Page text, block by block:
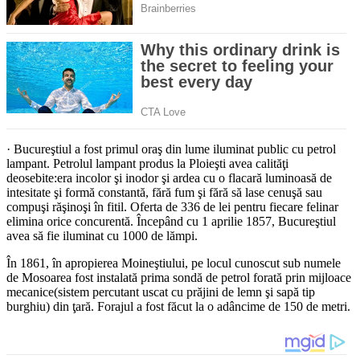
· Bucureştiul a fost primul oraş din lume iluminat public cu petrol
lampant. Petrolul lampant produs la Ploieşti avea calităţi
deosebite:era incolor şi inodor şi ardea cu o flacară luminoasă de
intesitate şi formă constantă, fără fum şi fără să lase cenuşă sau
compuşi răşinoşi în fitil. Oferta de 336 de lei pentru fiecare felinar
elimina orice concurentă. Începând cu 1 aprilie 1857, Bucureştiul
avea să fie iluminat cu 1000 de lămpi.
În 1861, în apropierea Moineştiului, pe locul cunoscut sub numele
de Mosoarea fost instalată prima sondă de petrol forată prin mijloace
mecanice(sistem percutant uscat cu prăjini de lemn şi sapă tip
burghiu) din ţară. Forajul a fost făcut la o adâncime de 150 de metri.